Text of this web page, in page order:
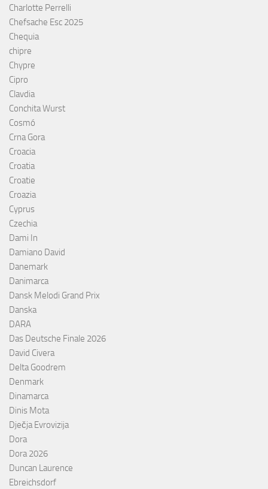
Charlotte Perrelli
Chefsache Esc 2025
Chequia
chipre
Chypre
Cipro
Clavdia
Conchita Wurst
Cosmó
Crna Gora
Croacia
Croatia
Croatie
Croazia
Cyprus
Czechia
Dami In
Damiano David
Danemark
Danimarca
Dansk Melodi Grand Prix
Danska
DARA
Das Deutsche Finale 2026
David Civera
Delta Goodrem
Denmark
Dinamarca
Dinis Mota
Dječja Evrovizija
Dora
Dora 2026
Duncan Laurence
Ebreichsdorf